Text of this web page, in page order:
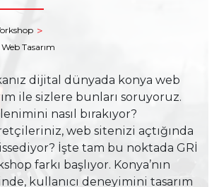
Tasarım
dijital dünyada konya web
ile sizlere bunları soruyoruz.
nasıl bırakıyor?
web sitenizi açtığında
İşte tam bu noktada GRİ
farkı başlıyor. Konya’nın
kullanıcı deneyimini tasarım